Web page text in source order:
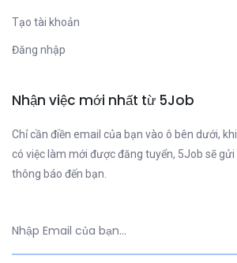
Tạo tài khoản
Đăng nhập
Nhận việc mới nhất từ 5Job
Chỉ cần điền email của bạn vào ô bên dưới, khi
có việc làm mới được đăng tuyển, 5Job sẽ gửi
thông báo đến bạn.